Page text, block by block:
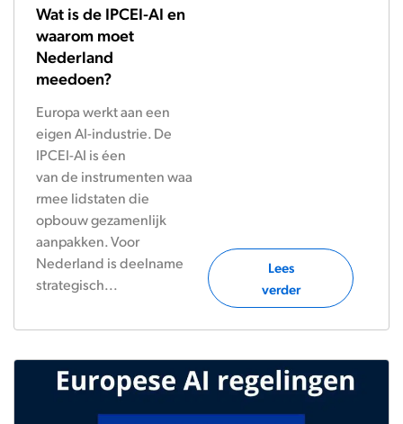
Wat is de IPCEI-AI en
waarom moet
Nederland
meedoen?
Europa werkt aan een
eigen AI-industrie. De
IPCEI-AI is éen
van de instrumenten waa
rmee lidstaten die
opbouw gezamenlijk
aanpakken. Voor
Nederland is deelname
strategisch...
Lees
verder